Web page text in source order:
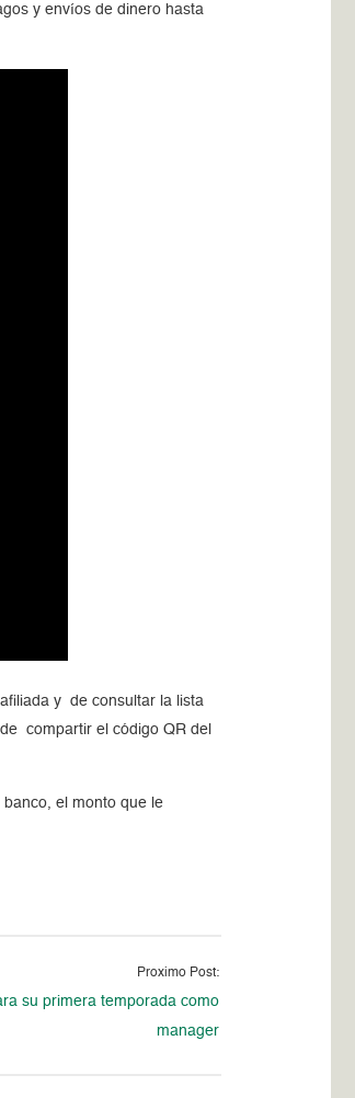
y envíos de dinero hasta
y de consultar la lista
compartir el código QR del
el monto que le
Proximo Post:
su primera temporada como
manager